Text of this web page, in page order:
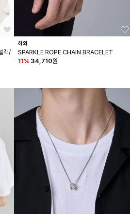
랙/
하와
SPARKLE ROPE CHAIN BRACELET
11% 34,710원